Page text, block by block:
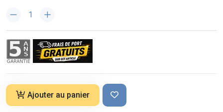
Ajouter au panier